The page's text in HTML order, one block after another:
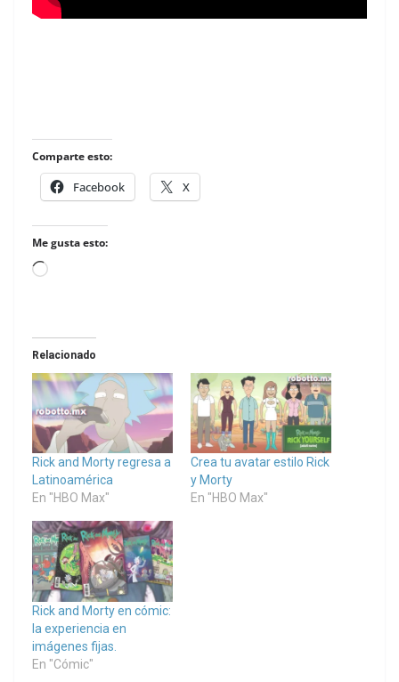
Comparte esto:
Facebook X
Me gusta esto:
Loading…
Relacionado
Rick and Morty regresa a
Latinoamérica
En "HBO Max"
Crea tu avatar estilo Rick
y Morty
En "HBO Max"
Rick and Morty en cómic:
la experiencia en
imágenes fijas.
En "Cómic"